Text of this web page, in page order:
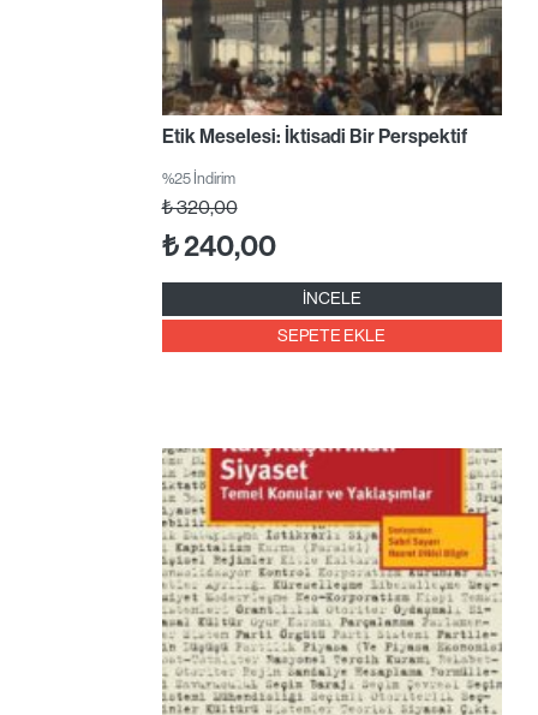
Etik Meselesi: İktisadi Bir Perspektif
%25 İndirim
₺320,00
₺240,00
İNCELE
SEPETE EKLE